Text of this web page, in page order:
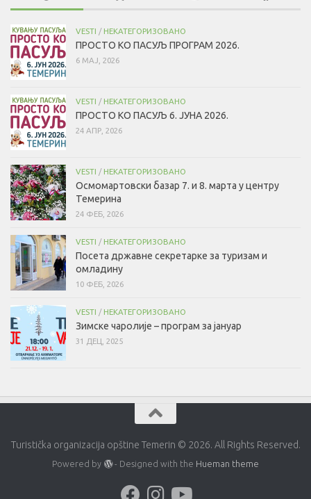
VESTI / НЕКАТЕГОРИЗОВАНО
ПРОСТО КО ПАСУЉ ПРОГРАМ 2026.
6 МАЈ, 2026
VESTI / НЕКАТЕГОРИЗОВАНО
ПРОСТО КО ПАСУЉ 6. ЈУНА 2026.
24 АПР, 2026
VESTI / НЕКАТЕГОРИЗОВАНО
Осмомартовски базар 7. и 8. марта у центру
Темерина
24 ФЕБ, 2026
VESTI / НЕКАТЕГОРИЗОВАНО
Посета државне секретарке за туризам и
омладину
10 ФЕБ, 2026
VESTI / НЕКАТЕГОРИЗОВАНО
Зимске чаролије – програм за јануар
31 ДЕЦ, 2025
Turistička organizacija opštine Temerin © 2026. All Rights Reserved.
Powered by - Designed with the Hueman theme